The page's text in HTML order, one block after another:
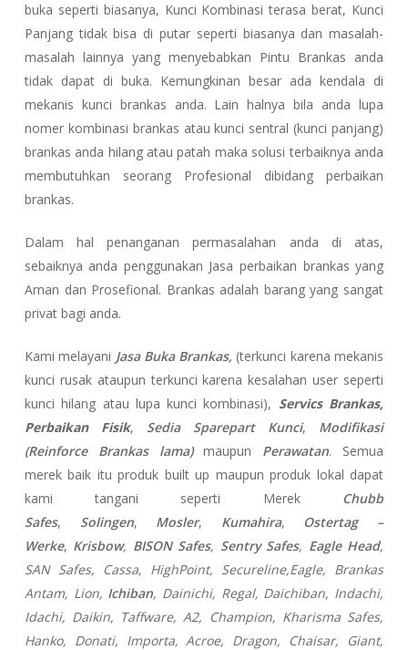
buka seperti biasanya, Kunci Kombinasi terasa berat, Kunci
Panjang tidak bisa di putar seperti biasanya dan masalah-
masalah lainnya yang menyebabkan Pintu Brankas anda
tidak dapat di buka. Kemungkinan besar ada kendala di
mekanis kunci brankas anda. Lain halnya bila anda lupa
nomer kombinasi brankas atau kunci sentral (kunci panjang)
brankas anda hilang atau patah maka solusi terbaiknya anda
membutuhkan seorang Profesional dibidang perbaikan
brankas.
Dalam hal penanganan permasalahan anda di atas,
sebaiknya anda penggunakan Jasa perbaikan brankas yang
Aman dan Prosefional. Brankas adalah barang yang sangat
privat bagi anda.
Kami melayani Jasa Buka Brankas, (terkunci karena mekanis
kunci rusak ataupun terkunci karena kesalahan user seperti
kunci hilang atau lupa kunci kombinasi), Servics Brankas,
Perbaikan Fisik, Sedia Sparepart Kunci, Modifikasi
(Reinforce Brankas lama)maupun Perawatan. Semua
merek baik itu produk built up maupun produk lokal dapat
kami tangani seperti Merek
Chubb
Safes, Solingen, Mosler, Kumahira, Ostertag –
Werke, Krisbow, BISON Safes, Sentry Safes, Eagle Head,
SAN Safes, Cassa, HighPoint, Secureline,Eagle, Brankas
Antam, Lion, Ichiban, Dainichi, Regal, Daichiban, Indachi,
Idachi, Daikin, Taffware, A2, Champion, Kharisma Safes,
Hanko, Donati, Importa, Acroe, Dragon, Chaisar, Giant,